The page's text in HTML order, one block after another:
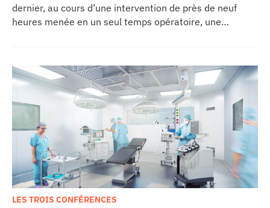
dernier, au cours d’une intervention de près de neuf
heures menée en un seul temps opératoire, une
LES TROIS CONFÉRENCES